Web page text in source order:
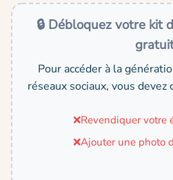
🔒 Débloquez votre kit
Pour accéder à la
réseaux sociaux, vous
❌Revendiquer votre
❌Ajouter une photo